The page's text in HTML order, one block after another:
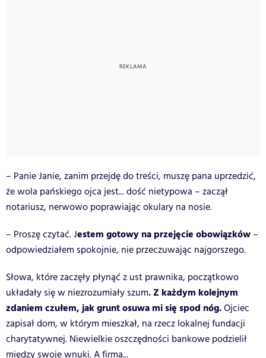
– Panie Janie, zanim przejdę do treści, muszę pana uprzedzić,
że wola pańskiego ojca jest... dość nietypowa – zaczął
notariusz, nerwowo poprawiając okulary na nosie.
– Proszę czytać. Jestem gotowy na przejęcie obowiązków –
odpowiedziałem spokojnie, nie przeczuwając najgorszego.
Słowa, które zaczęły płynąć z ust prawnika, początkowo
układały się w niezrozumiały szum. Z każdym kolejnym
zdaniem czułem, jak grunt osuwa mi się spod nóg.Ojciec
zapisał dom, w którym mieszkał, na rzecz lokalnej fundacji
charytatywnej. Niewielkie oszczędności bankowe podzielił
między swoje wnuki. A firma...